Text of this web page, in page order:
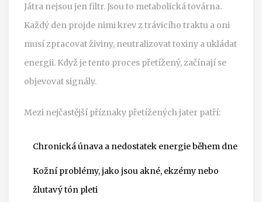
Játra nejsou jen filtr. Jsou to metabolická továrna.
Každý den projde nimi krev z trávicího traktu a oni
musí zpracovat živiny, neutralizovat toxiny a ukládat
energii. Když je tento proces přetížený, začínají se
objevovat signály.
Mezi nejčastější příznaky přetížených jater patří:
Chronická únava a nedostatek energie během dne
Kožní problémy, jako jsou akné, ekzémy nebo
žlutavý tón pleti